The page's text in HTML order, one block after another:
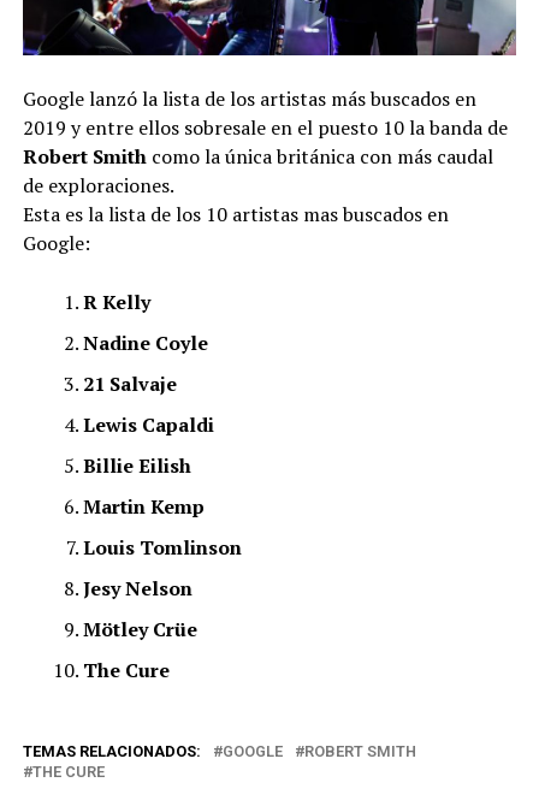
Google lanzó la lista de los artistas más buscados en
2019 y entre ellos sobresale en el puesto 10 la banda de
Robert Smithcomo la única británica con más caudal
de exploraciones.
Esta es la lista de los 10 artistas mas buscados en
Google:
R Kelly
Nadine Coyle
21 Salvaje
Lewis Capaldi
Billie Eilish
Martin Kemp
Louis Tomlinson
Jesy Nelson
Mötley Crüe
The Cure
TEMAS RELACIONADOS: GOOGLE
ROBERT SMITH
THE CURE